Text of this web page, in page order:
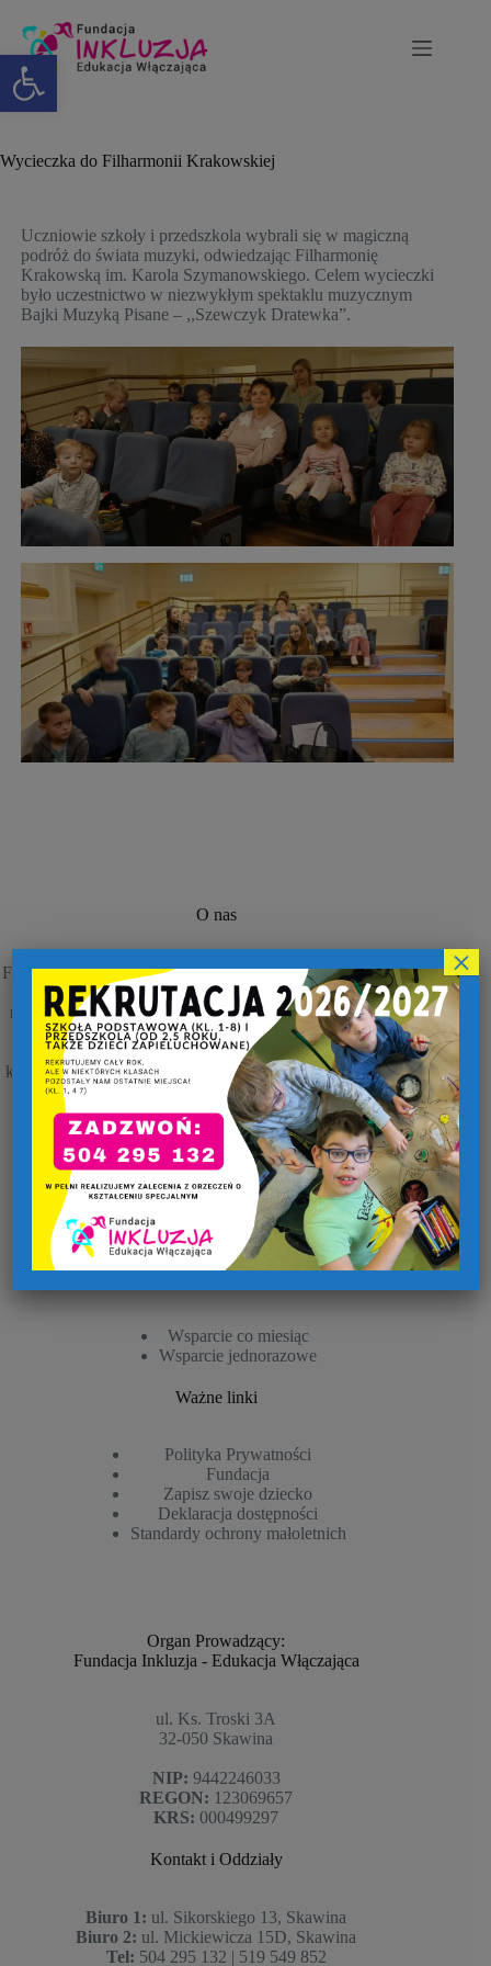
Otwórz pasek narzędzi
Wycieczka do Filharmonii Krakowskiej
Uczniowie szkoły i przedszkola wybrali się w magiczną
podróż do świata muzyki, odwiedzając Filharmonię
Krakowską im. Karola Szymanowskiego. Celem wycieczki
było uczestnictwo w niezwykłym spektaklu muzycznym
Bajki Muzyką Pisane – ,,Szewczyk Dratewka”.
O nas
Fundacja Inkluzja – Edukacja Włączająca - działamy od 2014
r. Powstaliśmy z potrzeby wprowadzenia i testowania w
realiach polskich modeli edukacji włączającej. Główną ideą
było utworzenie placówek oświatowych, które poprzez
odpowiednie warunki pracy i motywację do rozwoju
kompetencji Kadry realizowałaby w pełni założenia edukacji
włączającej.
Współpracujemy:
Interdyscyplinarne Centrum Terapii - "Rodzina i JA"
Centrum Metod Naturalnych CZAS
Wsparcie co miesiąc
Wsparcie jednorazowe
Ważne linki
Polityka Prywatności
Fundacja
Zapisz swoje dziecko
Deklaracja dostępności
Standardy ochrony małoletnich
Organ Prowadzący:
Fundacja Inkluzja - Edukacja Włączająca
ul. Ks. Troski 3A
32-050 Skawina
NIP: 9442246033
REGON: 123069657
KRS: 000499297
Kontakt i Oddziały
Biuro 1: ul. Sikorskiego 13, Skawina
Biuro 2: ul. Mickiewicza 15D, Skawina
Tel: 504 295 132 | 519 549 852
×